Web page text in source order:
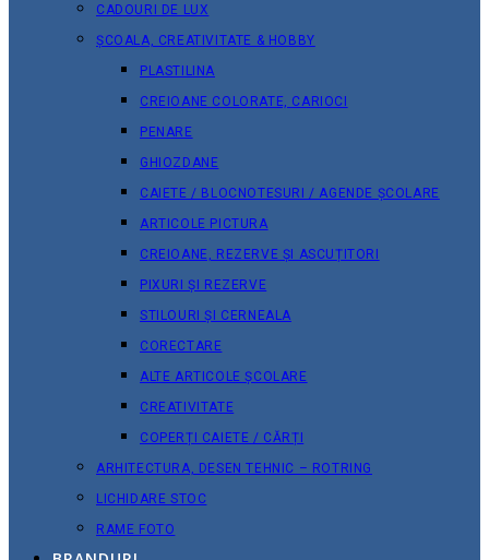
CADOURI DE LUX
ȘCOALA, CREATIVITATE & HOBBY
PLASTILINA
CREIOANE COLORATE, CARIOCI
PENARE
GHIOZDANE
CAIETE / BLOCNOTESURI / AGENDE ȘCOLARE
ARTICOLE PICTURA
CREIOANE, REZERVE ȘI ASCUȚITORI
PIXURI ȘI REZERVE
STILOURI ȘI CERNEALA
CORECTARE
ALTE ARTICOLE ȘCOLARE
CREATIVITATE
COPERȚI CAIETE / CĂRȚI
ARHITECTURA, DESEN TEHNIC – ROTRING
LICHIDARE STOC
RAME FOTO